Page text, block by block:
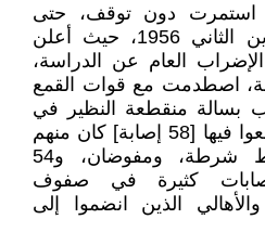
استمرت دون توقف، حتى
بلغت أوجها يوم 21 تشرين الثاني 1956، حيث أعلن
العام عن الدراسة،
اصطدمت مع قوات القمع
بسالة منقطعة النظير في
تصديهم لقوات القمع، وأوقعوا فيها [58 إصابة] كان منهم
مدير الشرطة، و3 ضباط شرطة، ومفوضان، و54
كثيرة في صفوف
الذين انضموا إلى